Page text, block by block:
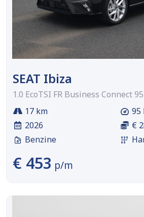
SEAT Ibiza
1.0 EcoTSI FR Business Connect
17 km
2026
Benzine
95
€
€ 453 p/m